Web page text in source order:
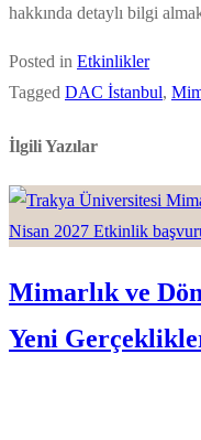
hakkında detaylı bilgi
Posted in Etkinlikler
Tagged DAC İstanbul,
İlgili Yazılar
Mimarlık ve
Yeni